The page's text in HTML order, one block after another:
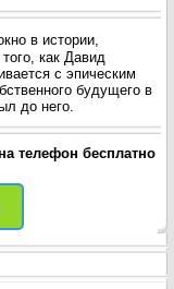
в истории,
как Давид
с эпическим
будущего в
до него.
телефон бесплатно